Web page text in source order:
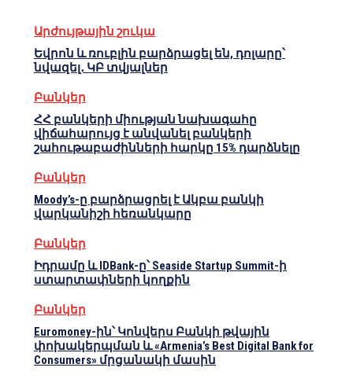
Արժույթային շուկա
Եվրոն և ռուբլին բարձրացել են, դոլարը՝
նվազել․ ԿԲ տվյալներ
Բանկեր
ՀՀ բանկերի միության նախագահը
վիճահարույց է անվանել բանկերի
շահութաբաժինների հարկը 15% դարձնելը
Բանկեր
Moody’s-ը բարձրացրել է Ակբա բանկի
վարկանիշի հեռանկարը
Բանկեր
Իդրամը և IDBank-ը՝ Seaside Startup Summit-ի
ստարտափների կողքին
Բանկեր
Euromoney-ին՝ Կոնվերս Բանկի թվային
փոխակերպման և «Armenia’s Best Digital Bank for
Consumers» մրցանակի մասին